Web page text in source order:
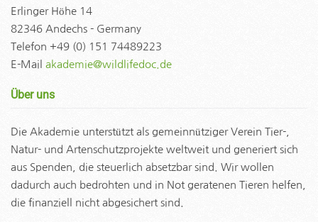
Erlinger Höhe 14
82346 Andechs - Germany
Telefon +49 (0) 151 74489223
E-Mail akademie@wildlifedoc.de
Über uns
Die Akademie unterstützt als gemeinnütziger Verein Tier-,
Natur- und Artenschutzprojekte weltweit und generiert sich
aus Spenden, die steuerlich absetzbar sind. Wir wollen
dadurch auch bedrohten und in Not geratenen Tieren helfen,
die finanziell nicht abgesichert sind.